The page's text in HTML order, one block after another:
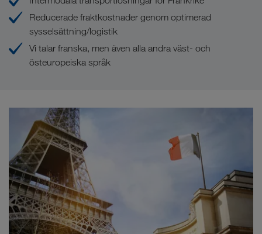
Reducerade fraktkostnader genom optimerad
sysselsättning/logistik
Vi talar franska, men även alla andra väst- och
östeuropeiska språk